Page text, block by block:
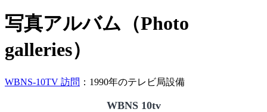
写真アルバム（Photo
galleries）
WBNS-10TV 訪問 ：1990年のテレビ局設備
WBNS 10tv